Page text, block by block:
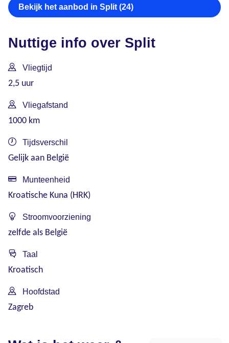
Bekijk het aanbod in Split (24)
Nuttige info over Split
Vliegtijd
2,5 uur
Vliegafstand
1000 km
Tijdsverschil
Gelijk aan België
Munteenheid
Kroatische Kuna (HRK)
Stroomvoorziening
zelfde als België
Taal
Kroatisch
Hoofdstad
Zagreb